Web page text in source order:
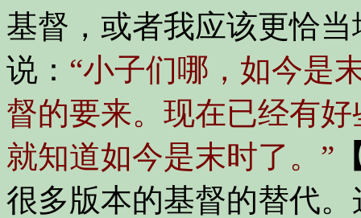
基督，或者我应该更恰
说： “小子们哪，如今是
督的要来。现在已经有
就知道如今是末时了。”
很多版本的基督的替代